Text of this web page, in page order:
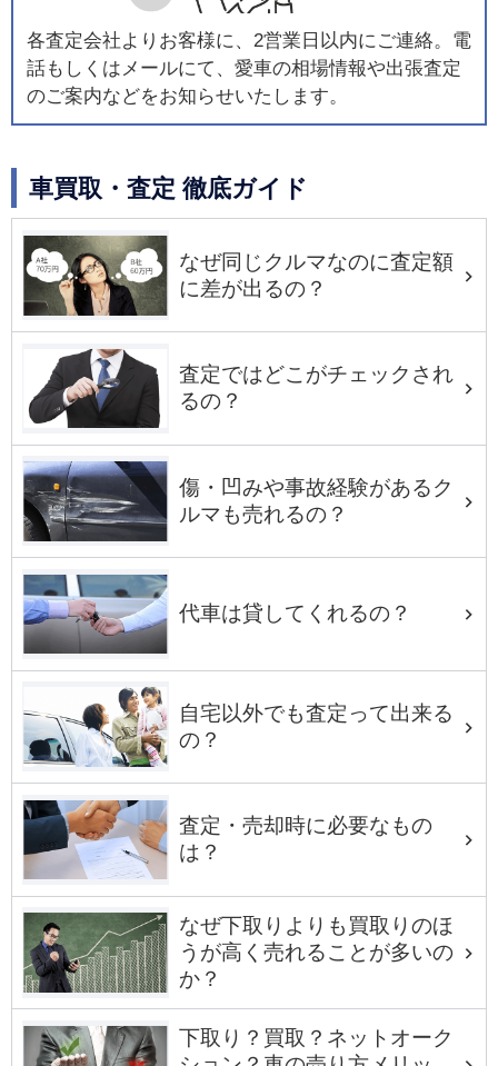
各査定会社よりお客様に、2営業日以内にご連絡。電
話もしくはメールにて、愛車の相場情報や出張査定
のご案内などをお知らせいたします。
車買取・査定 徹底ガイド
なぜ同じクルマなのに査定額
に差が出るの？
査定ではどこがチェックされ
るの？
傷・凹みや事故経験があるク
ルマも売れるの？
代車は貸してくれるの？
自宅以外でも査定って出来る
の？
査定・売却時に必要なもの
は？
なぜ下取りよりも買取りのほ
うが高く売れることが多いの
か？
下取り？買取？ネットオーク